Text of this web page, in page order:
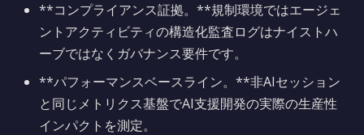
**コンプライアンス証拠。**規制環境ではエージェ
ントアクティビティの構造化監査ログはナイストハ
ーブではなくガバナンス要件です。
**パフォーマンスベースライン。**非AIセッション
と同じメトリクス基盤でAI支援開発の実際の生産性
インパクトを測定。